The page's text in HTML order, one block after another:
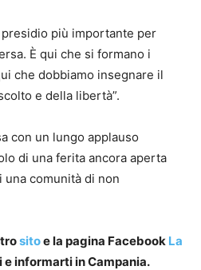
più importante per
È qui che si formano i
che dobbiamo insegnare il
e della libertà”.
con un lungo applauso
di una ferita ancora aperta
una comunità di non
sitoe la pagina Facebook La
informarti in Campania.